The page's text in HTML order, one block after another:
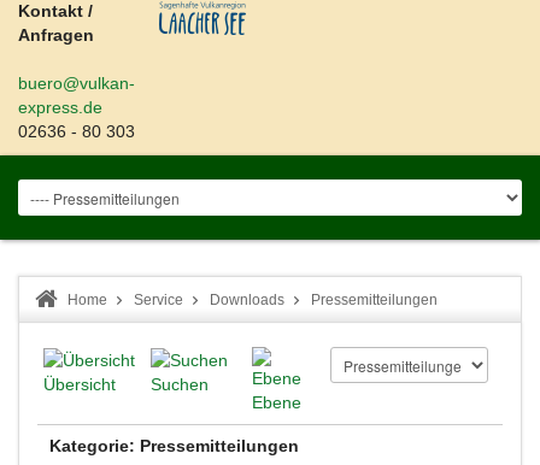
Kontakt /
Anfragen
buero@vulkan-
express.de
02636 - 80 303
Home Service Downloads Pressemitteilungen
Übersicht
Suchen
Ebene
Kategorie: Pressemitteilungen